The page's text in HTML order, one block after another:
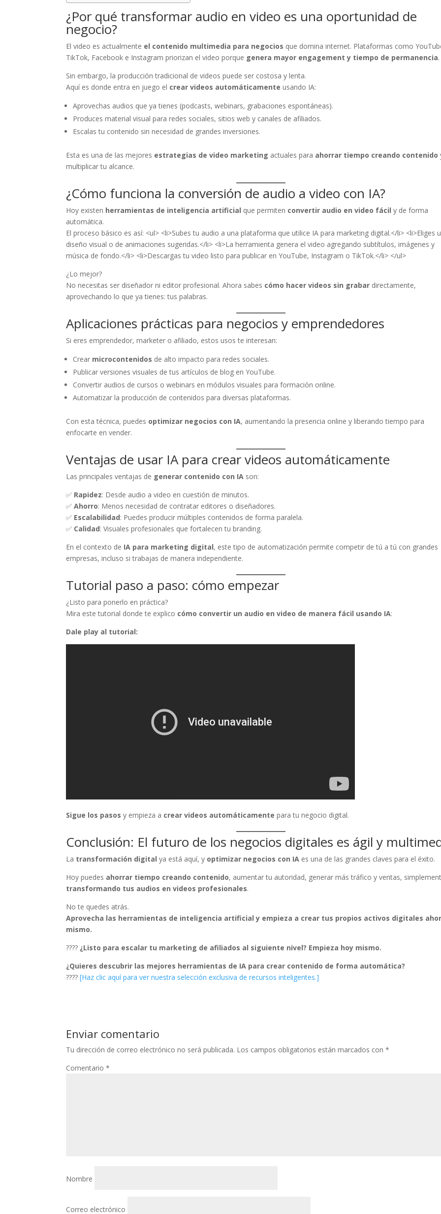
¿Por qué transformar audio en video es una oportunidad de
negocio?
El video es actualmente el contenido multimedia para negocios que domina internet. Plataformas como
TikTok, Facebook e Instagram priorizan el video porque genera mayor engagement y tiempo de permanencia.
Sin embargo, la producción tradicional de videos puede ser costosa y lenta.
Aquí es donde entra en juego el crear videos automáticamente usando IA:
Aprovechas audios que ya tienes (podcasts, webinars, grabaciones espontáneas).
Produces material visual para redes sociales, sitios web y canales de afiliados.
Escalas tu contenido sin necesidad de grandes inversiones.
Esta es una de las mejores estrategias de video marketing actuales para ahorrar tiempo creando contenido
multiplicar tu alcance.
¿Cómo funciona la conversión de audio a video con IA?
Hoy existen herramientas de inteligencia artificial que permiten convertir audio en video fácil y de forma
automática.
El proceso básico es así: <ul> <li>Subes tu audio a una plataforma que utilice IA para marketing digital.</li> <li>Eliges
diseño visual o de animaciones sugeridas.</li> <li>La herramienta genera el video agregando subtítulos, imágenes y
música de fondo.</li> <li>Descargas tu video listo para publicar en YouTube, Instagram o TikTok.</li> </ul>
¿Lo mejor?
No necesitas ser diseñador ni editor profesional. Ahora sabes cómo hacer videos sin grabar directamente,
aprovechando lo que ya tienes: tus palabras.
Aplicaciones prácticas para negocios y emprendedores
Si eres emprendedor, marketer o afiliado, estos usos te interesan:
Crear microcontenidos de alto impacto para redes sociales.
Publicar versiones visuales de tus artículos de blog en YouTube.
Convertir audios de cursos o webinars en módulos visuales para formación online.
Automatizar la producción de contenidos para diversas plataformas.
Con esta técnica, puedes optimizar negocios con IA, aumentando la presencia online y liberando tiempo para
enfocarte en vender.
Ventajas de usar IA para crear videos automáticamente
Las principales ventajas de generar contenido con IA son:
✅ Rapidez: Desde audio a video en cuestión de minutos.
✅Ahorro: Menos necesidad de contratar editores o diseñadores.
✅ Escalabilidad: Puedes producir múltiples contenidos de forma paralela.
✅ Calidad: Visuales profesionales que fortalecen tu branding.
En el contexto de IA para marketing digital, este tipo de automatización permite competir de tú a tú con grandes
empresas, incluso si trabajas de manera independiente.
Tutorial paso a paso: cómo empezar
¿Listo para ponerlo en práctica?
Mira este tutorial donde te explico cómo convertir un audio en video de manera fácil usando IA:
Dale play al tutorial:
Sigue los pasos y empieza a crear videos automáticamente para tu negocio digital.
Conclusión: El futuro de los negocios digitales es ágil y
La transformación digital ya está aquí, y optimizar negocios con IA es una de las grandes claves para el éxito.
Hoy puedes ahorrar tiempo creando contenido, aumentar tu autoridad, generar más tráfico y ventas,
transformando tus audios en videos profesionales.
No te quedes atrás.
Aprovecha las herramientas de inteligencia artificial y empieza a crear tus propios activos digitales
mismo.
???? ¿Listo para escalar tu marketing de afiliados al siguiente nivel? Empieza hoy mismo.
¿Quieres descubrir las mejores herramientas de IA para crear contenido de forma automática?
????[Haz clic aquí para ver nuestra selección exclusiva de recursos inteligentes.]
Enviar comentario
Tu dirección de correo electrónico no será publicada. Los campos obligatorios están marcados con*
Comentario*
Nombre
Correo electrónico